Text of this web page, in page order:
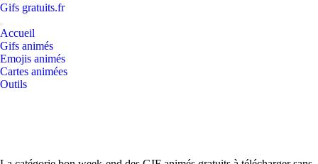
Gifs gratuits.fr
Accueil
Gifs animés
Emojis animés
Cartes animées
Outils